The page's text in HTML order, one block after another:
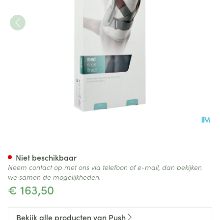
€ 163,50
Niet beschikbaar
Neem contact op met ons via telefoon of e-mail, dan bekijken
we samen de mogelijkheden.
Bekijk alle producten van Push